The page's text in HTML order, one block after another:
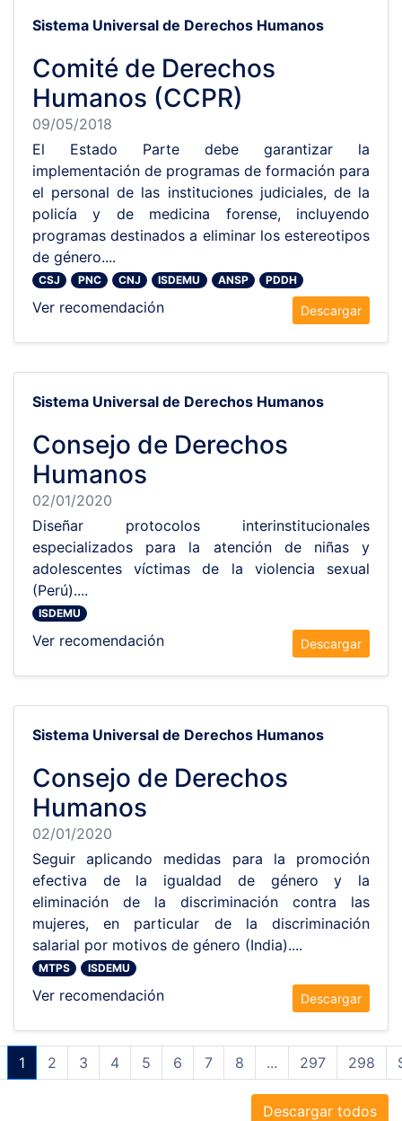
Sistema Universal de Derechos Humanos
Comité de Derechos
Humanos (CCPR)
09/05/2018
El Estado Parte debe garantizar la
implementación de programas de formación para
el personal de las instituciones judiciales, de la
policía y de medicina forense, incluyendo
programas destinados a eliminar los estereotipos
de género....
CSJ PNC CNJ ISDEMU ANSP PDDH
Ver recomendación Descargar
Sistema Universal de Derechos Humanos
Consejo de Derechos
Humanos
02/01/2020
Diseñar protocolos interinstitucionales
especializados para la atención de niñas y
adolescentes víctimas de la violencia sexual
(Perú)....
ISDEMU
Ver recomendación Descargar
Sistema Universal de Derechos Humanos
Consejo de Derechos
Humanos
02/01/2020
Seguir aplicando medidas para la promoción
efectiva de la igualdad de género y la
eliminación de la discriminación contra las
mujeres, en particular de la discriminación
salarial por motivos de género (India)....
MTPS ISDEMU
Ver recomendación Descargar
1 2 3 4 5 6 7 8 ... 297 298
Descargar todos